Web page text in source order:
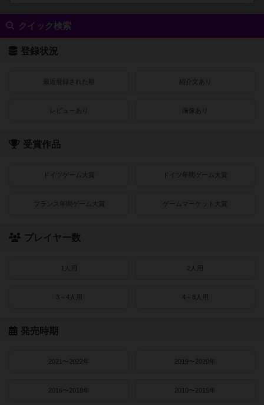
クイック検索
登録状況
最近登録された順 紹介文あり
レビューあり 画像あり
受賞作品
ドイツゲーム大賞 ドイツ年間ゲーム大賞
フランス年間ゲーム大賞 ゲームマーケット大賞
プレイヤー数
1人用 2人用
3～4人用 4～8人用
発売時期
2021〜2022年 2019〜2020年
2016〜2018年 2010〜2015年